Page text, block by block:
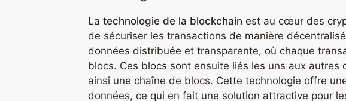
La technologie de la blockchain est au cœur des
de sécuriser les transactions de manière
données distribuée et transparente, où chaque
blocs. Ces blocs sont ensuite liés les uns aux autres
ainsi une chaîne de blocs. Cette technologie offre
données, ce qui en fait une solution attractive pour